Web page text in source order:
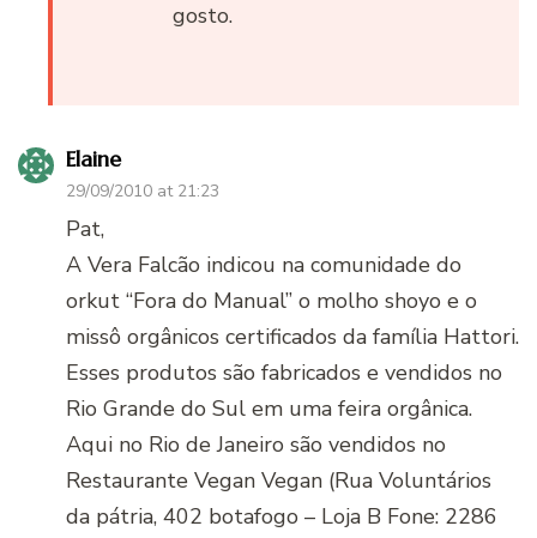
gosto.
Elaine
29/09/2010 at 21:23
Pat,
A Vera Falcão indicou na comunidade do
orkut “Fora do Manual” o molho shoyo e o
missô orgânicos certificados da família Hattori.
Esses produtos são fabricados e vendidos no
Rio Grande do Sul em uma feira orgânica.
Aqui no Rio de Janeiro são vendidos no
Restaurante Vegan Vegan (Rua Voluntários
da pátria, 402 botafogo – Loja B Fone: 2286